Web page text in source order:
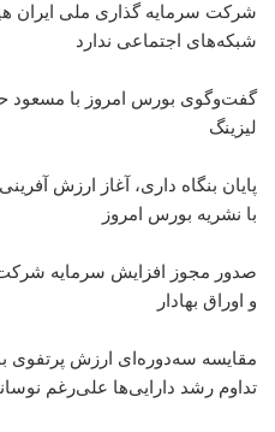
شرکت سرمایه گذاری ملی ایران
شبکه‌های اجتماعی ندارد
گفت‌وگوی بورس امروز با مسعود
لیزینگ
پایان بنگاه داری، آغاز ارزش
با نشریه بورس امروز
صدور مجوز افزایش سرمایه
و اوراق بهادار
مقایسه سه‌دوره‌ای ارزش پرتفوی
تداوم رشد دارایی‌ها علی‌رغم